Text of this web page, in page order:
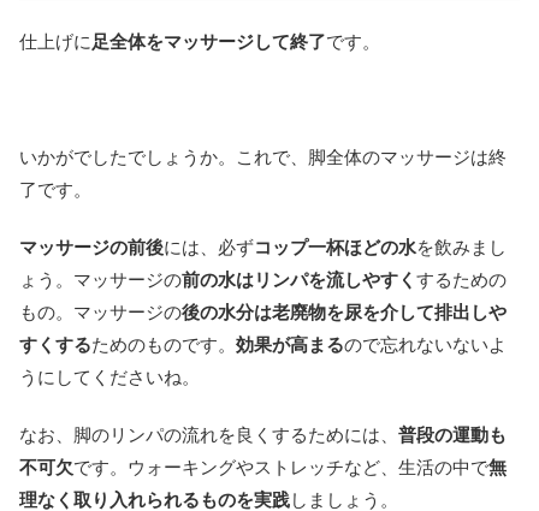
仕上げに 足全体をマッサージして終了です。
いかがでしたでしょうか。これで、脚全体のマッサージは終
了です。
マッサージの前後には、必ずコップ一杯ほどの水を飲みまし
ょう。マッサージの前の水はリンパを流しやすく するための
もの。マッサージの後の水分は老廃物を尿を介して排出しや
すくするためのものです。 効果が高まるので忘れないないよ
うにしてくださいね。
なお、脚のリンパの流れを良くするためには、 普段の運動も
不可欠です。ウォーキングやストレッチなど、生活の中で無
理なく取り入れられるものを実践しましょう。